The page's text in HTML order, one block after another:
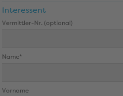
Interessent
Vermittler-Nr. (optional)
Name*
Vorname